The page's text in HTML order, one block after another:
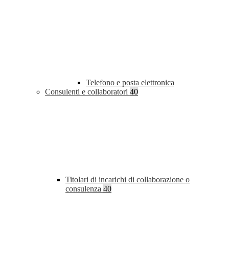
Telefono e posta elettronica
Consulenti e collaboratori 40
Titolari di incarichi di collaborazione o
consulenza 40